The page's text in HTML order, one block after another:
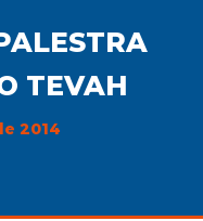
TEVAH
2014